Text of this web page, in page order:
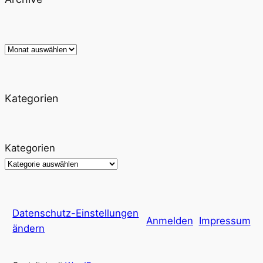
Archiv
Kategorien
Kategorien
Datenschutz-Einstellungen
ändern
Anmelden Impressum